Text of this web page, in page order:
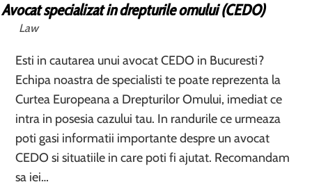
Avocat specializat in drepturile omului (CEDO)
Law
Esti in cautarea unui avocat CEDO in Bucuresti?
Echipa noastra de specialisti te poate reprezenta la
Curtea Europeana a Drepturilor Omului, imediat ce
intra in posesia cazului tau. In randurile ce urmeaza
poti gasi informatii importante despre un avocat
CEDO si situatiile in care poti fi ajutat. Recomandam
sa iei…